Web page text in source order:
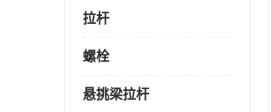
拉杆
螺栓
悬挑梁拉杆